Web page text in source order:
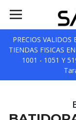
PRECIOS VALIDOS
TIENDAS FISICAS
1001 - 1051 Y